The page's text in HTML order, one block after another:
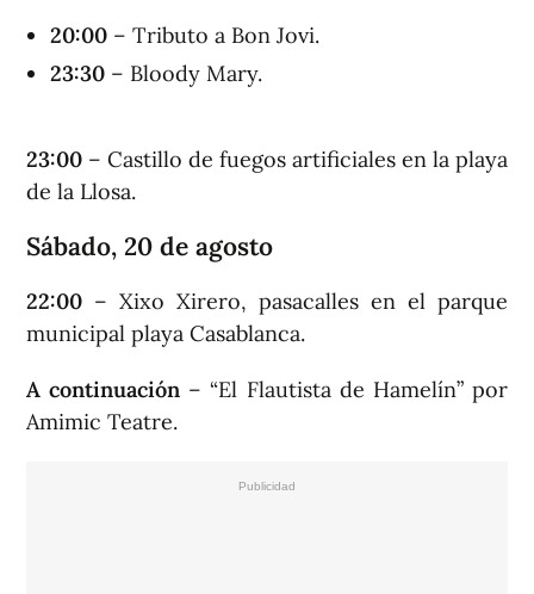
20:00 – Tributo a Bon Jovi.
23:30 – Bloody Mary.
23:00 – Castillo de fuegos artificiales en la playa
de la Llosa.
Sábado, 20 de agosto
22:00 – Xixo Xirero, pasacalles en el parque
municipal playa Casablanca.
A continuación – “El Flautista de Hamelín” por
Amimic Teatre.